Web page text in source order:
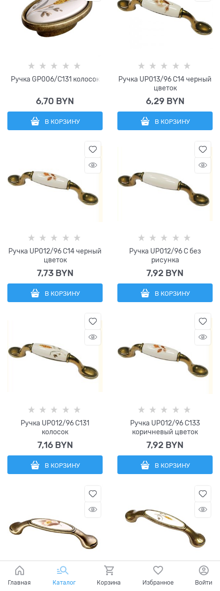
Ручка GP006/C131 колосок
6,70 BYN
В КОРЗИНУ
Ручка UP013/96 C14 черный
цветок
6,29 BYN
В КОРЗИНУ
Ручка UP012/96 C14 черный
цветок
7,73 BYN
В КОРЗИНУ
Ручка UP012/96 C без
рисунка
7,92 BYN
В КОРЗИНУ
Ручка UP012/96 C131
колосок
7,16 BYN
В КОРЗИНУ
Ручка UP012/96 C133
коричневый цветок
7,92 BYN
В КОРЗИНУ
Главная Каталог Корзина Избранное Войти